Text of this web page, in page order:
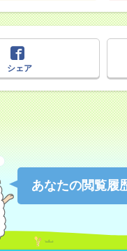
シェア
あなたの閲覧履